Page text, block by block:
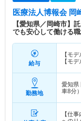
医療法人博報会 岡
【愛知県／岡崎市】
でも安心して働ける
給与
【モデ
【モデ
勤務地
愛知県
車8分）
【仕